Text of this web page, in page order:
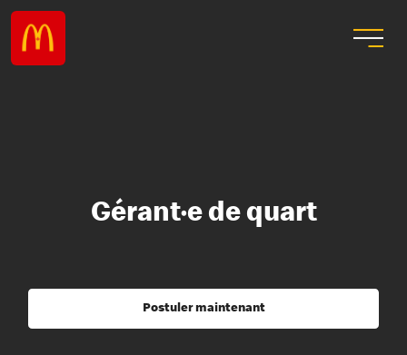
Gérant·e de quart
Postuler maintenant